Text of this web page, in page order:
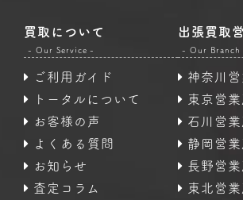
買取について
- Our Service -
ご利用ガイド
トータルについて
お客様の声
よくある質問
お知らせ
査定コラム
出張買取
- Our Branch
神奈川
東京営業
石川営業
静岡営業
長野営業
東北営業